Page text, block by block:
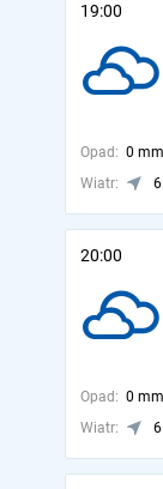
19:00
Opad: 0 mm
Wiatr:
20:00
Opad: 0 mm
Wiatr: